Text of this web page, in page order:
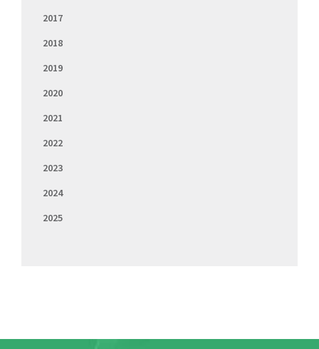
2017
2018
2019
2020
2021
2022
2023
2024
2025